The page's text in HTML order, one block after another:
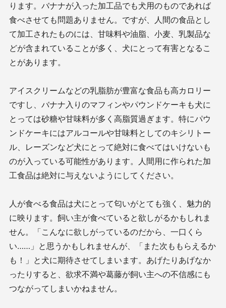
ります。バナナが入った加工品でも犬用のものであれば
食べさせても問題ありません。ですが、人間の食品とし
て加工されたものには、甘味料や油脂、小麦、乳製品な
どが含まれていることが多く、犬にとって有害となるこ
とがあります。
アイスクリームなどの乳脂肪が豊富な食品も高カロリー
ですし、バナナ入りのマフィンやパウンドケーキも犬に
とっては砂糖や甘味料が多く高脂質過ぎます。特にパウ
ンドケーキにはアルコールや甘味料としてのキシリトー
ル、レーズンなど犬にとって絶対に食べてはいけないも
のが入っている可能性があります。人間用に作られた加
工食品は絶対に与えないようにしてください。
人が食べる食品は犬にとって匂いがとても強く、魅力的
に映ります。飼い主が食べていると欲しがるかもしれま
せん。「こんなに欲しがっているのだから、一口くら
い……」と思うかもしれませんが、「また次ももらえるか
も！」と犬に期待させてしまいます。あげたりあげなか
ったりすると、欲求不満や葛藤が飼い主への不信感にも
つながってしまいかねません。